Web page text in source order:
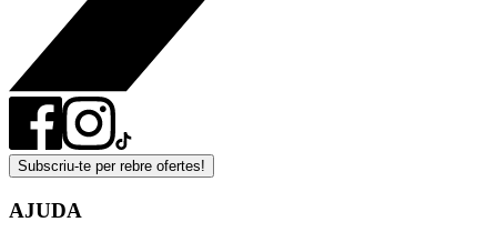
Subscriu-te per rebre ofertes!
AJUDA